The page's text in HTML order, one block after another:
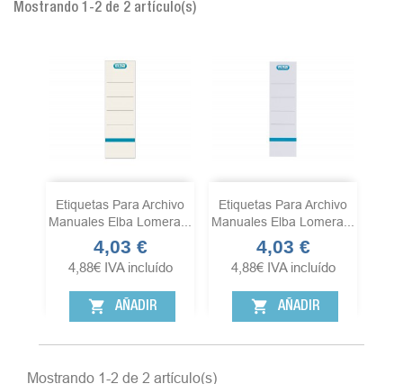
Mostrando 1-2 de 2 artículo(s)
Etiquetas Para Archivo
Manuales Elba Lomera...
Precio
4,03 €
4,88€ IVA incluído
shopping_cart AÑADIR
Etiquetas Para Archivo
Manuales Elba Lomera...
Precio
4,03 €
4,88€ IVA incluído
shopping_cart AÑADIR
Mostrando 1-2 de 2 artículo(s)